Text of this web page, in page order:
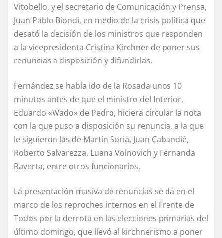
Vitobello, y el secretario de Comunicación y Prensa,
Juan Pablo Biondi, en medio de la crisis política que
desató la decisión de los ministros que responden
a la vicepresidenta Cristina Kirchner de poner sus
renuncias a disposición y difundirlas.
Fernández se había ido de la Rosada unos 10
minutos antes de que el ministro del Interior,
Eduardo «Wado» de Pedro, hiciera circular la nota
con la que puso a disposición su renuncia, a la que
le siguieron las de Martín Soria, Juan Cabandié,
Roberto Salvarezza, Luana Volnovich y Fernanda
Raverta, entre otros funcionarios.
La presentación masiva de renuncias se da en el
marco de los reproches internos en el Frente de
Todos por la derrota en las elecciones primarias del
último domingo, que llevó al kirchnerismo a poner